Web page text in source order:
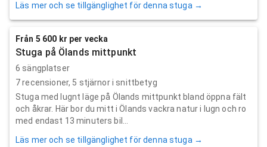
Läs mer och se tillgänglighet för denna stuga →
Från 5 600 kr per vecka
Stuga på Ölands mittpunkt
6 sängplatser
7recensioner, 5 stjärnor i snittbetyg
Stuga med lugnt läge på Ölands mittpunkt bland öppna fält
och åkrar. Här bor du mitt i Ölands vackra natur i lugn och ro
med endast 13 minuters bil...
Läs mer och se tillgänglighet för denna stuga →